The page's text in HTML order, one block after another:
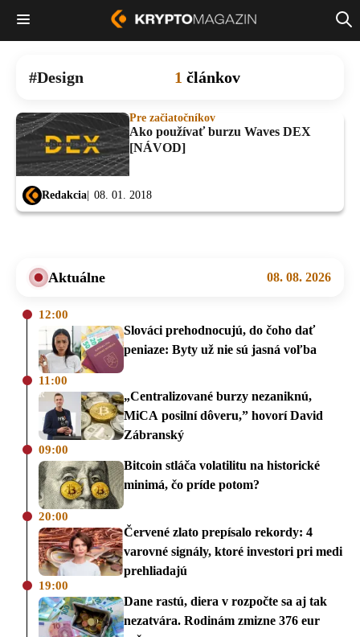
Design 1 článkov
Pre začiatočníkov
Ako používať burzu Waves DEX
[NÁVOD]
Redakcia 08. 01. 2018
Aktuálne 08. 08. 2026
12:00
Slováci prehodnocujú, do čoho dať
peniaze: Byty už nie sú jasná voľba
11:00
„Centralizované burzy nezaniknú,
MiCA posilní dôveru,” hovorí David
Zábranský
09:00
Bitcoin stláča volatilitu na historické
minimá, čo príde potom?
20:00
Červené zlato prepísalo rekordy: 4
varovné signály, ktoré investori pri medi
prehliadajú
19:00
Dane rastú, diera v rozpočte sa aj tak
nezatvára. Rodinám zmizne 376 eur